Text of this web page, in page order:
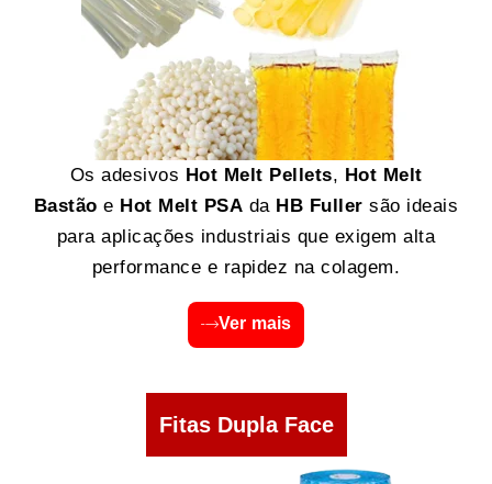
Os adesivos Hot Melt Pellets, Hot Melt
Bastão e Hot Melt PSA da HB Fuller são ideais
para aplicações industriais que exigem alta
performance e rapidez na colagem.
Ver mais
Fitas Dupla Face